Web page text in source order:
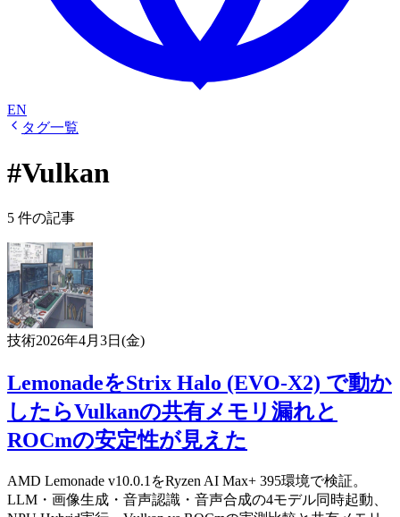
EN
タグ一覧
#Vulkan
5 件の記事
技術2026年4月3日(金)
LemonadeをStrix Halo (EVO-X2) で動か
したらVulkanの共有メモリ漏れと
ROCmの安定性が見えた
AMD Lemonade v10.0.1をRyzen AI Max+ 395環境で検証。
LLM・画像生成・音声認識・音声合成の4モデル同時起動、